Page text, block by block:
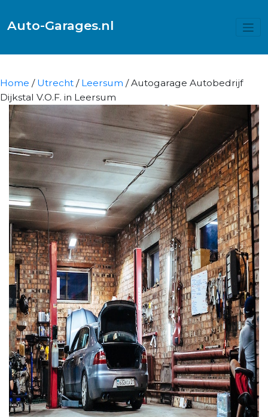
Auto-Garages.nl
Home / Utrecht / Leersum / Autogarage Autobedrijf
Dijkstal V.O.F. in Leersum